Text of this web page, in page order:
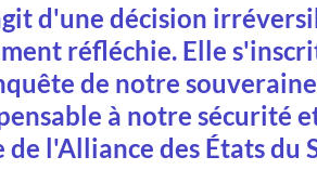
d'une décision
réfléchie. Elle
de notre
à notre sécurité
de l'Alliance des États du